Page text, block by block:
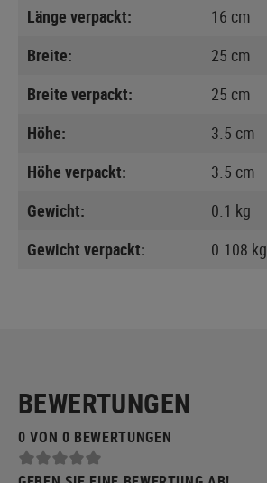
Länge verpackt:
16 cm
Breite:
25 cm
Breite verpackt:
25 cm
Höhe:
3.5 cm
Höhe verpackt:
3.5 cm
Gewicht:
0.1 kg
Gewicht verpackt:
0.108 kg
BEWERTUNGEN
0 VON 0 BEWERTUNGEN